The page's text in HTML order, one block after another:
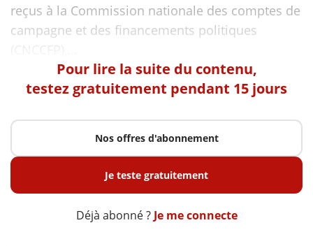
reçus à la Commission nationale des comptes de
campagne et des financements politiques
Pour lire la suite du contenu,
testez gratuitement pendant 15 jours
Nos offres d'abonnement
Je teste gratuitement
Déjà abonné ? Je me connecte